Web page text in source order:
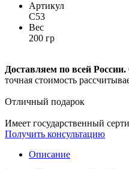
Артикул
C53
Вес
200 гр
Доставляем по всей России.
точная стоимость
Отличный подарок
Имеет государственный
Получить консультацию
Описание